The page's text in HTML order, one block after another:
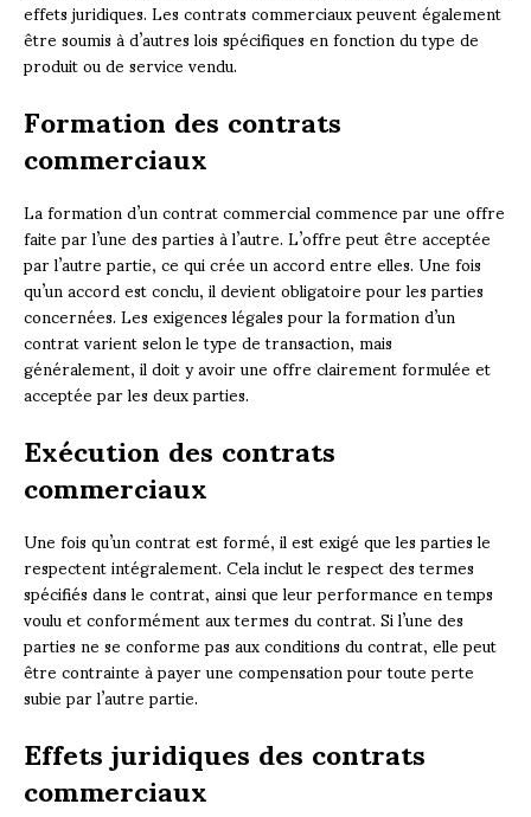
effets juridiques. Les contrats commerciaux peuvent également
être soumis à d’autres lois spécifiques en fonction du type de
produit ou de service vendu.
Formation des contrats
commerciaux
La formation d’un contrat commercial commence par une offre
faite par l’une des parties à l’autre. L’offre peut être acceptée
par l’autre partie, ce qui crée un accord entre elles. Une fois
qu’un accord est conclu, il devient obligatoire pour les parties
concernées. Les exigences légales pour la formation d’un
contrat varient selon le type de transaction, mais
généralement, il doit y avoir une offre clairement formulée et
acceptée par les deux parties.
Exécution des contrats
commerciaux
Une fois qu’un contrat est formé, il est exigé que les parties le
respectent intégralement. Cela inclut le respect des termes
spécifiés dans le contrat, ainsi que leur performance en temps
voulu et conformément aux termes du contrat. Si l’une des
parties ne se conforme pas aux conditions du contrat, elle peut
être contrainte à payer une compensation pour toute perte
subie par l’autre partie.
Effets juridiques des contrats
commerciaux